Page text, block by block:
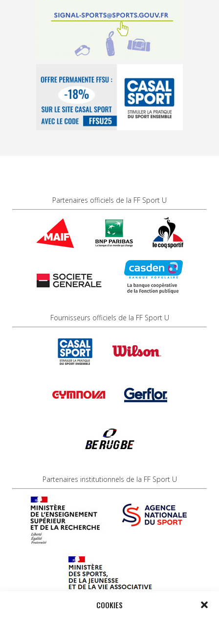
COOKIES
Partenaires officiels de la FF Sport U
Fournisseurs officiels de la FF Sport U
Partenaires institutionnels de la FF Sport U